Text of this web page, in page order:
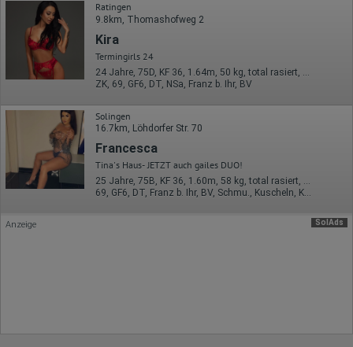
Datum und Uhrzeit des Besuchs
Gerätetyp
Geografischer Standort
IP-Adresse
Mausbewegungen
Besuchte Seiten
Bildschirmauflösung
Eindeutige Gerätekennung
Sprachinformationen
Gerätebestriebssystem
Browser-Typ
Klicks
Domain-Name
Eindeutige Benutzerkennung
Ort der Verarbeitung:
Ratingen
9.8km, Thomashofweg 2
Kira
Termingirls 24
24 Jahre, 75D, KF 36, 1.64m, 50 kg, total rasiert, osteuropäisch
ZK, 69, GF6, DT, NSa, Franz b. Ihr, BV
Solingen
16.7km, Löhdorfer Str. 70
Francesca
Tina's Haus- JETZT auch gailes DUO!
25 Jahre, 75B, KF 36, 1.60m, 58 kg, total rasiert, Latina
69, GF6, DT, Franz b. Ihr, BV, Schmu., Kuscheln, Körperküs.
SolAds
Anzeige